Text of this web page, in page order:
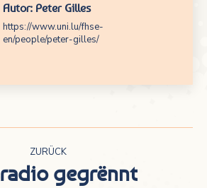
Autor: Peter Gilles
https://www.uni.lu/fhse-
en/people/peter-gilles/
ZURÜCK
Vorheriger
gegrënnt